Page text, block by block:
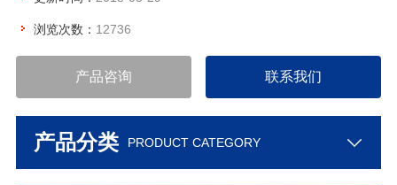
浏览次数： 12736
产品咨询 联系我们
产品分类 PRODUCT CATEGORY